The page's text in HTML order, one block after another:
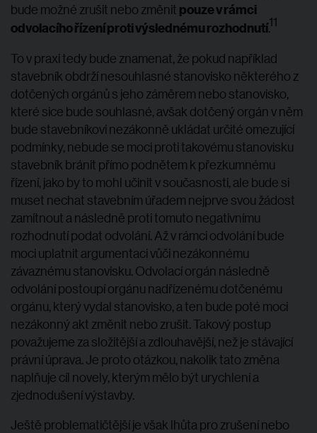
bude možné zrušit nebo změnit pouze v rámci
odvolacího řízení proti výslednému rozhodnutí.11
To v praxi tedy bude znamenat, že pokud například
stavebník obdrží nesouhlasné stanovisko některého z
dotčených orgánů s jeho záměrem nebo stanovisko,
které sice bude souhlasné, avšak dotčený orgán v něm
bude stavebníkovi nezákonně ukládat určité omezující
podmínky, nebude se moci proti takovému stanovisku
stavebník bránit přímo podnětem k přezkumnému
řízení, jako by to mohl učinit v současnosti, ale bude si
muset nechat stavebním úřadem nejprve svou žádost
zamítnout a následně proti tomuto negativnímu
rozhodnutí podat odvolání. Až v rámci odvolání bude
moci uplatnit argumentaci vůči nezákonnému
závaznému stanovisku. Odvolací orgán následně
odvolání postoupí orgánu nadřízenému dotčenému
orgánu, který vydal stanovisko, a ten bude poté moci
nezákonný akt změnit nebo zrušit. Takový postup
považujeme za složitější a zdlouhavější, než je stávající
právní úprava. Je proto otázkou, nakolik tato změna
naplňuje cíl novely, kterým mělo být urychlení a
zjednodušení výstavby.
Ještě problematičtější je však lhůta pro zrušení nebo